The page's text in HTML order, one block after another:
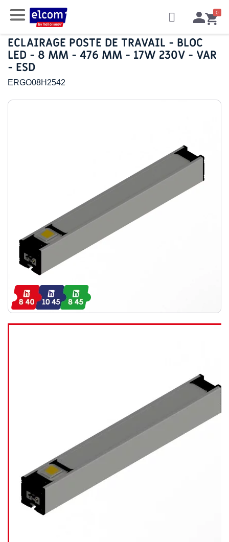
ECLAIRAGE POSTE DE TRAVAIL - BLOC
LED - 8 MM - 476 MM - 17W 230V - VAR
- ESD
ERGO08H2542